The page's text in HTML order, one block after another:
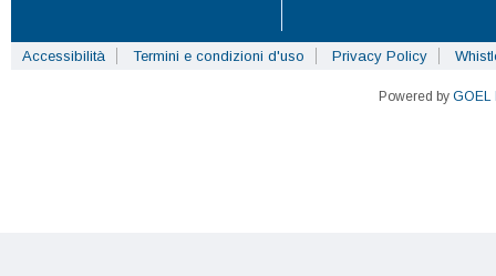
Accessibilità Termini e condizioni d'uso Privacy Policy
Powered by GOEL